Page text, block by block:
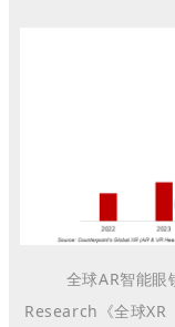
全球AR智能眼
Research《全球XR